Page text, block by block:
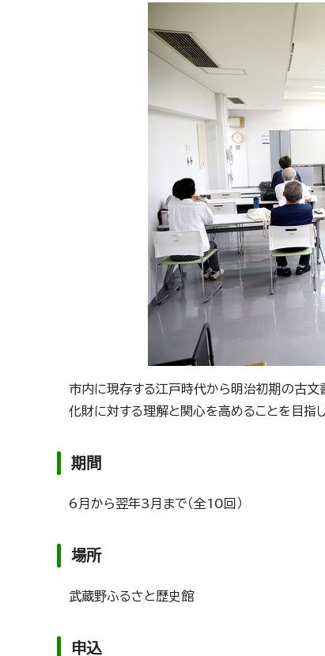
市内に現存する江戸時代から明治初期の古文
化財に対する理解と関心を高めることを目指し
期間
6月から翌年3月まで（全10回）
場所
武蔵野ふるさと歴史館
申込